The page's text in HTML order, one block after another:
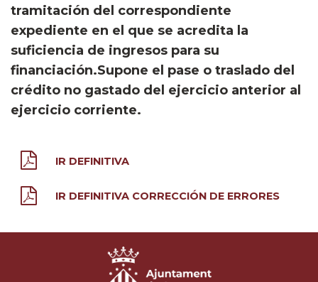
tramitación del correspondiente
expediente en el que se acredita la
suficiencia de ingresos para su
financiación.Supone el pase o traslado del
crédito no gastado del ejercicio anterior al
ejercicio corriente.
IR DEFINITIVA
IR DEFINITIVA CORRECCIÓN DE ERRORES